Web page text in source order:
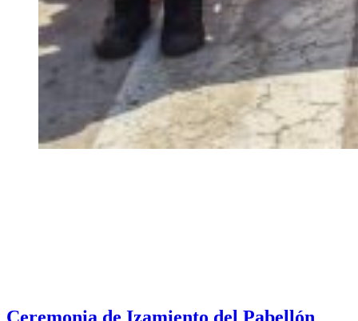
Ceremonia de Izamiento del Pabellón